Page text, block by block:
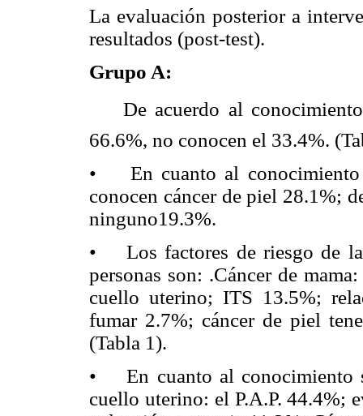
La evaluación posterior a
resultados (post-test).
Grupo A:
 De acuerdo al
66.6%, no conocen el 33.4%.
• En cuanto al conocimiento
conocen cáncer de piel 28.1%;
ninguno19.3%.
• Los factores de riesgo de
personas son: .Cáncer de
cuello uterino; ITS 13.5%;
fumar 2.7%; cáncer de piel
(Tabla 1).
• En cuanto al conocimiento
cuello uterino: el P.A.P. 44.4%;